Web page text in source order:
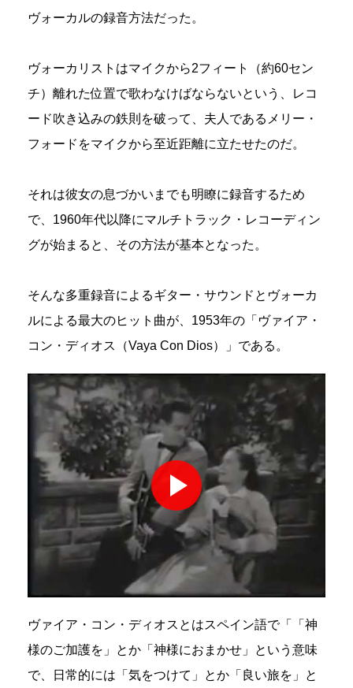
ヴォーカルの録音方法だった。
ヴォーカリストはマイクから2フィート（約60セン
チ）離れた位置で歌わなけばならないという、レコ
ード吹き込みの鉄則を破って、夫人であるメリー・
フォードをマイクから至近距離に立たせたのだ。
それは彼女の息づかいまでも明瞭に録音するため
で、1960年代以降にマルチトラック・レコーディン
グが始まると、その方法が基本となった。
そんな多重録音によるギター・サウンドとヴォーカ
ルによる最大のヒット曲が、1953年の「ヴァイア・
コン・ディオス（Vaya Con Dios）」である。
ヴァイア・コン・ディオスとはスペイン語で「「神
様のご加護を」とか「神様におまかせ」という意味
で、日常的には「気をつけて」とか「良い旅を」と